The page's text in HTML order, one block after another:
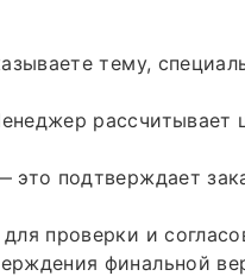
тему,
рассчитывает
подтверждает
проверки и
финальной